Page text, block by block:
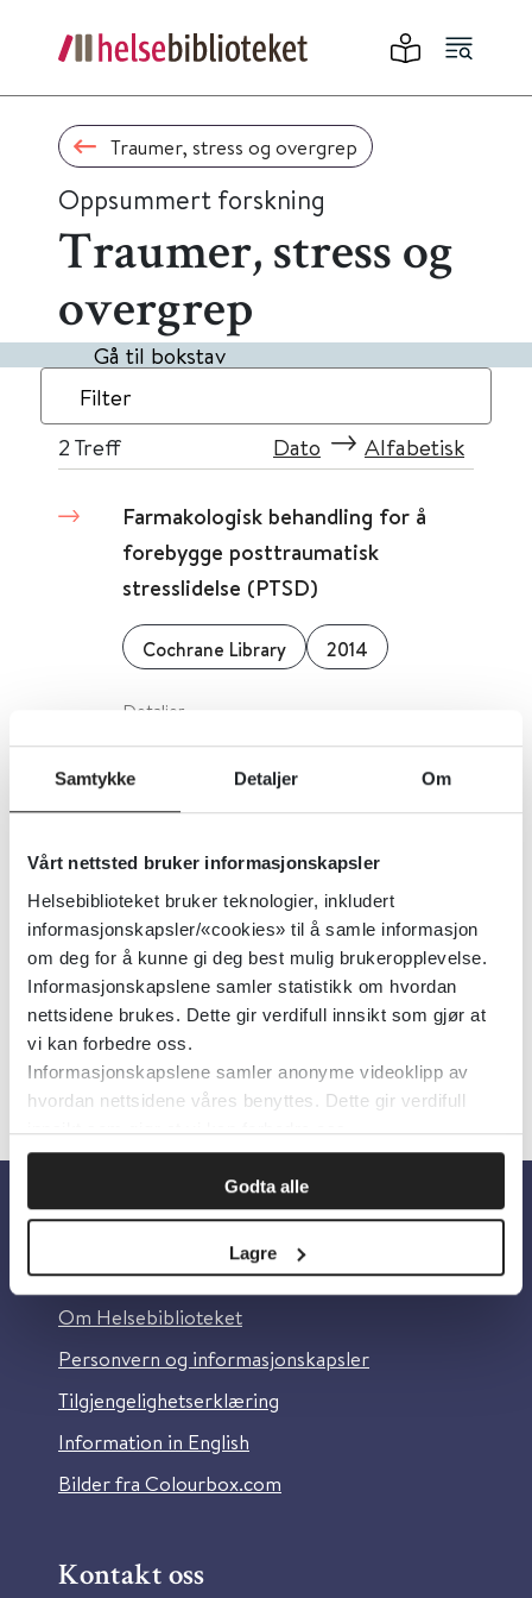
Samtykke Detaljer Om
Vårt nettsted bruker informasjonskapsler
Helsebiblioteket bruker teknologier, inkludert
informasjonskapsler/«cookies» til å samle informasjon
om deg for å kunne gi deg best mulig brukeropplevelse.
Informasjonskapslene samler statistikk om hvordan
nettsidene brukes. Dette gir verdifull innsikt som gjør at
vi kan forbedre oss.
Informasjonskapslene samler anonyme videoklipp av
hvordan nettsidene våres benyttes. Dette gir verdifull
innsikt som gjør at vi kan forbedre oss.
Godta alle
Lagre
Traumer, stress og overgrep
Oppsummert forskning
Traumer, stress og
overgrep
Gå til bokstav
Filter
2 Treff Dato Alfabetisk
Farmakologisk behandling for å
forebygge posttraumatisk
stresslidelse (PTSD)
Cochrane Library 2014
Detaljer
Farmakoterapi for posttraumatisk
Cochrane Library 2022
Detaljer
Om Helsebiblioteket
Personvern og informasjonskapsler
Tilgjengelighetserklæring
Information in English
Bilder fra Colourbox.com
Kontakt oss